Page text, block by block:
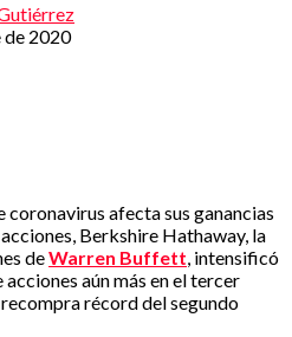
de 2020
coronavirus afecta sus ganancias
Berkshire Hathaway, la
deWarren Buffett , intensificó
aún más en el tercer
récord del segundo